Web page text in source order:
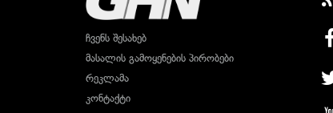
ჩვენს შესახებ
მასალის გამოყენების პირობები
რეკლამა
კონტაქტი